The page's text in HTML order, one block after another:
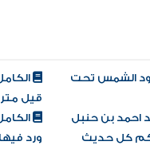
قيل
الشمس تحت
ورد فيها
احمد بن حنبل
كل حديث